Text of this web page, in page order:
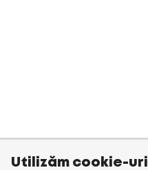
Utilizăm cookie-uri